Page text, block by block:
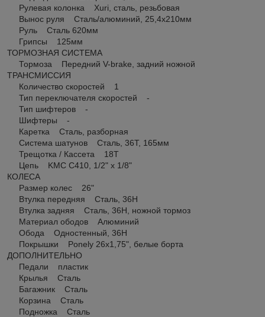
Рулевая колонка Xuri, сталь, резьбовая
Вынос руля Сталь/алюминий, 25,4х210мм
Руль Сталь 620мм
Грипсы 125мм
ТОРМОЗНАЯ СИСТЕМА
Тормоза Передний V-brake, задний ножной
ТРАНСМИССИЯ
Количество скоростей 1
Тип переключателя скоростей -
Тип шифтеров -
Шифтеры -
Каретка Сталь, разборная
Система шатунов Сталь, 36Т, 165мм
Трещотка / Кассета 18Т
Цепь KMC C410, 1/2" х 1/8"
КОЛЕСА
Размер колес 26"
Втулка передняя Сталь, 36H
Втулка задняя Сталь, 36H, ножной тормоз
Материал ободов Алюминий
Обода Одностенный, 36H
Покрышки Ponely 26х1,75", белые борта
ДОПОЛНИТЕЛЬНО
Педали пластик
Крылья Сталь
Багажник Сталь
Корзина Сталь
Подножка Сталь